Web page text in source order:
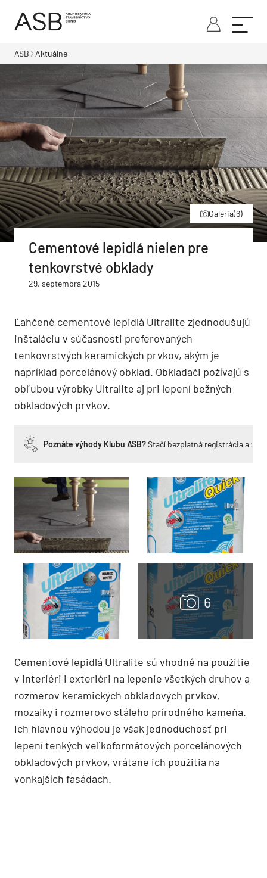
ASB Aktuálne
Galéria(6)
Cementové lepidlá nielen pre
tenkovrstvé obklady
29. septembra 2015
Ľahčené cementové lepidlá Ultralite zjednodušujú
inštaláciu v súčasnosti preferovaných
tenkovrstvých keramických prvkov, akým je
napríklad porcelánový obklad. Obkladači požívajú s
obľubou výrobky Ultralite aj pri lepení bežných
obkladových prvkov.
Poznáte výhody Klubu ASB?Stačí bezplatná registrácia a
Cementové lepidlá Ultralite sú vhodné na použitie
v interiéri i exteriéri na lepenie všetkých druhov a
rozmerov keramických obkladových prvkov,
mozaiky i rozmerovo stáleho prírodného kameňa.
Ich hlavnou výhodou je však jednoduchosť pri
lepení tenkých veľkoformátových porcelánových
obkladových prvkov, vrátane ich použitia na
vonkajších fasádach.